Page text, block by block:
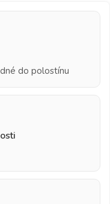
do polostínu